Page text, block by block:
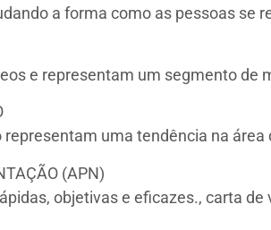
a forma como as pessoas se
e representam um segmento de
uma tendência na área
(APN)
objetivas e eficazes., carta de